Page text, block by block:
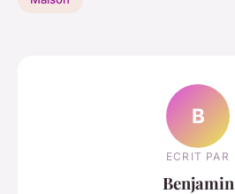
B
ECRIT PAR
Benjamin